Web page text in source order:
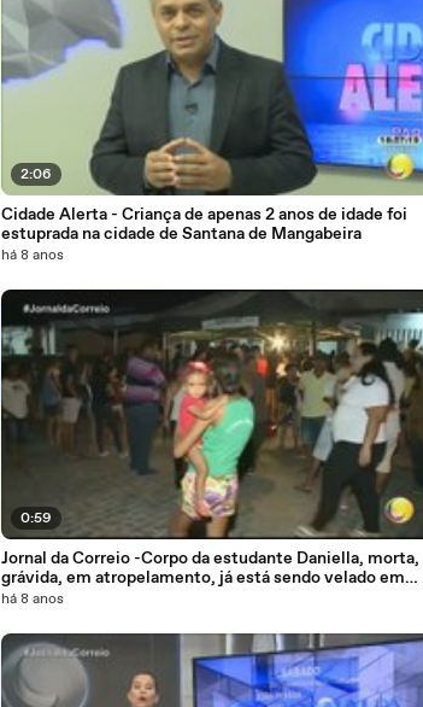
2:06
Cidade Alerta - Criança de apenas 2 anos de idade foi
estuprada na cidade de Santana de Mangabeira
há 8 anos
0:59
Jornal da Correio -Corpo da estudante Daniella, morta,
grávida, em atropelamento, já está sendo velado em
Bayeux
há 8 anos